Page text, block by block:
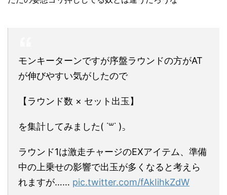
モンキーターンですが序盤ラウンドの方がAT
が伸びやすい気がしたので
【ラウンド数 × セット出玉】
を集計してみました( ˙꒳​˙ )꜆
ラウンド1は激走チャージのEXアイテム、準備
中の上乗せの影響で出玉が多くなると考えら
れますが…… pic.twitter.com/fAkIihkZdW